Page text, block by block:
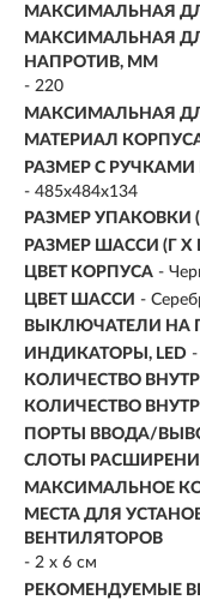
МАКСИМАЛЬНАЯ
МАКСИМАЛЬНАЯ
НАПРОТИВ, ММ
- 220
МАКСИМАЛЬНАЯ
МАТЕРИАЛ
РАЗМЕР С
- 485x484x134
РАЗМЕР УПАКОВКИ
РАЗМЕР ШАССИ (Г X
ЦВЕТ КОРПУСА -
ЦВЕТ ШАССИ -
ВЫКЛЮЧАТЕЛИ НА
ИНДИКАТОРЫ, LED
КОЛИЧЕСТВО
КОЛИЧЕСТВО
ПОРТЫ ВВОДА/
СЛОТЫ
МАКСИМАЛЬНОЕ
МЕСТА ДЛЯ
ВЕНТИЛЯТОРОВ
- 2 x 6 см
РЕКОМЕНДУЕМЫЕ